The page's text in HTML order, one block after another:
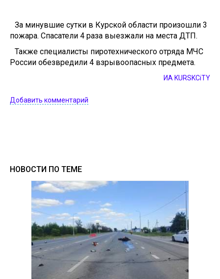
За минувшие сутки в Курской области произошли 3
пожара. Спасатели 4 раза выезжали на места ДТП.
Также специалисты пиротехнического отряда МЧС
России обезвредили 4 взрывоопасных предмета.
ИА KURSKCiTY
Добавить комментарий
НОВОСТИ ПО ТЕМЕ